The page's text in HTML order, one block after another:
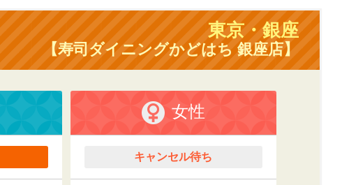
東京・銀座
【寿司ダイニングかどはち 銀座店】
女性
キャンセル待ち